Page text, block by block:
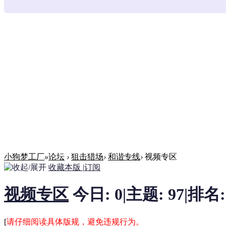
小狗梦工厂»论坛 › 狙击猎场› 和谐专线› 视频专区
收藏本版 |订阅
视频专区 今日: 0|主题: 97|排
[请仔细阅读具体版规，避免违规行为。